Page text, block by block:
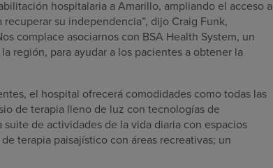
hospitalaria a Amarillo, ampliando el acceso a
su independencia”, dijo Craig Funk,
complace asociarnos con BSA Health System, un
región, para ayudar a los pacientes a obtener la
el hospital ofrecerá comodidades como todas las
de terapia lleno de luz con tecnologías de
de actividades de la vida diaria con espacios
terapia paisajístico con áreas recreativas; un